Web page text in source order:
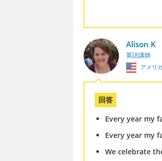
Alison K
英語講師
アメリ
回答
Every year my
Every year my
We celebrate